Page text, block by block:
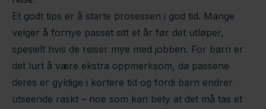
Et godt tips er å starte prosessen i god tid. Mange
velger å fornye passet sitt et år før det utløper,
spesielt hvis de reiser mye med jobben. For barn er
det lurt å være ekstra oppmerksom, da passene
deres er gyldige i kortere tid og fordi barn endrer
utseende raskt – noe som kan bety at det må tas et